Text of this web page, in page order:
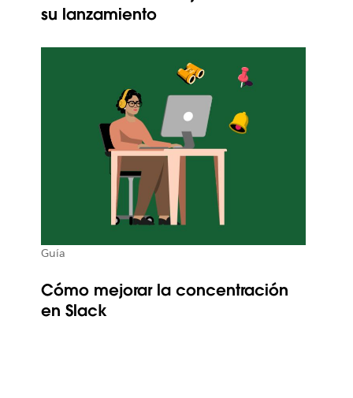
su lanzamiento
Guía
Cómo mejorar la concentración
en Slack